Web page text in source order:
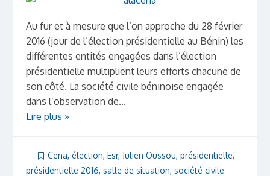
Au fur et à mesure que l’on approche du 28 février
2016 (jour de l’élection présidentielle au Bénin) les
différentes entités engagées dans l’élection
présidentielle multiplient leurs efforts chacune de
son côté. La société civile béninoise engagée
dans l’observation de...
Lire plus »
Cena, élection, Esr, Julien Oussou, présidentielle,
présidentielle 2016, salle de situation, société civile